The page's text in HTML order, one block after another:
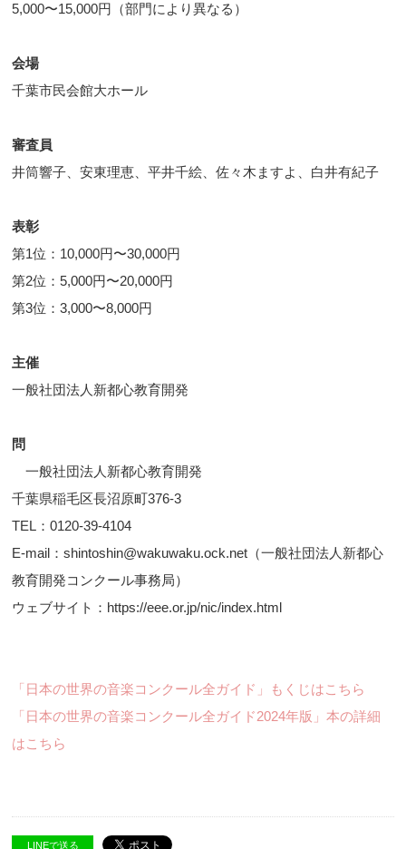
5,000〜15,000円（部門により異なる）
会場
千葉市民会館大ホール
審査員
井筒響子、安東理恵、平井千絵、佐々木ますよ、白井有紀子
表彰
第1位：10,000円〜30,000円
第2位：5,000円〜20,000円
第3位：3,000〜8,000円
主催
一般社団法人新都心教育開発
問
一般社団法人新都心教育開発
千葉県稲毛区長沼原町376-3
TEL：0120-39-4104
E-mail：shintoshin@wakuwaku.ock.net（一般社団法人新都心
教育開発コンクール事務局）
ウェブサイト：https://eee.or.jp/nic/index.html
「日本の世界の音楽コンクール全ガイド」もくじはこちら
「日本の世界の音楽コンクール全ガイド2024年版」本の詳細
はこちら
LINEで送る